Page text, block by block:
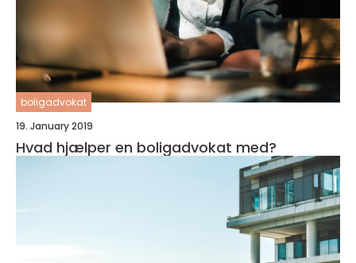
boligadvokat
19. January 2019
Hvad hjælper en boligadvokat med?